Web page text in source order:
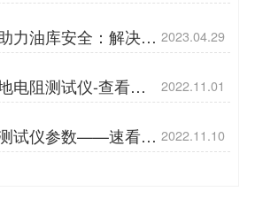
力油库安全：解决油
-易造放了…
2023.04.29
电阻测试仪-查看详
…
2022.11.01
试仪参数——速看！
造防雷】…
2022.11.10